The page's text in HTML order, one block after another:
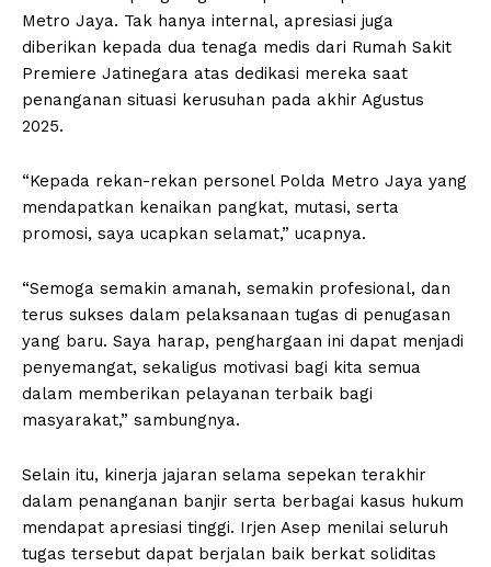
Metro Jaya. Tak hanya internal, apresiasi juga
diberikan kepada dua tenaga medis dari Rumah Sakit
Premiere Jatinegara atas dedikasi mereka saat
penanganan situasi kerusuhan pada akhir Agustus
2025.
“Kepada rekan-rekan personel Polda Metro Jaya yang
mendapatkan kenaikan pangkat, mutasi, serta
promosi, saya ucapkan selamat,” ucapnya.
“Semoga semakin amanah, semakin profesional, dan
terus sukses dalam pelaksanaan tugas di penugasan
yang baru. Saya harap, penghargaan ini dapat menjadi
penyemangat, sekaligus motivasi bagi kita semua
dalam memberikan pelayanan terbaik bagi
masyarakat,” sambungnya.
Selain itu, kinerja jajaran selama sepekan terakhir
dalam penanganan banjir serta berbagai kasus hukum
mendapat apresiasi tinggi. Irjen Asep menilai seluruh
tugas tersebut dapat berjalan baik berkat soliditas